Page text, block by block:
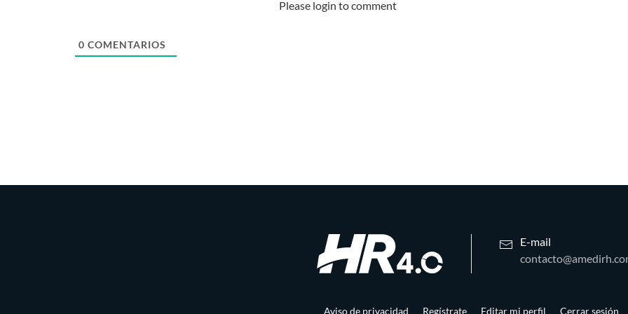
Please login to comment
0 COMENTARIOS
E-mail
Aviso de privacidad Regístrate Editar mi perfil Cerrar sesión